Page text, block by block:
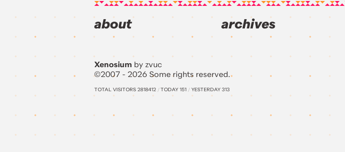
about archives
Xenosium by zvuc
©2007 - 2026 Some rights reserved.
TOTAL VISITORS 2818412 /TODAY 151 / YESTERDAY 313